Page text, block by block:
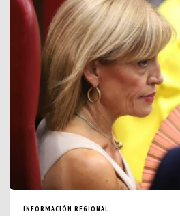
INFORMACIÓN REGIONAL